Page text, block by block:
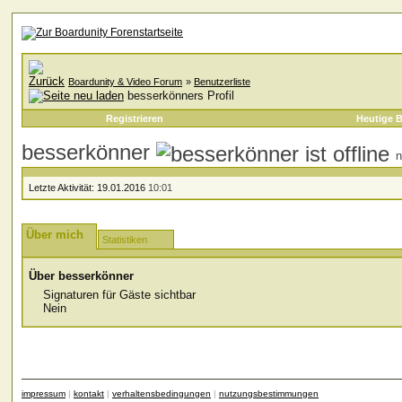
Boardunity & Video Forum » Benutzerliste
besserkönners Profil
Registrieren Heutige
besserkönner
Letzte Aktivität: 19.01.2016 10:01
Über mich Statistiken
Über besserkönner
Signaturen für Gäste sichtbar
Nein
impressum | kontakt | verhaltensbedingungen | nutzungsbestimmungen